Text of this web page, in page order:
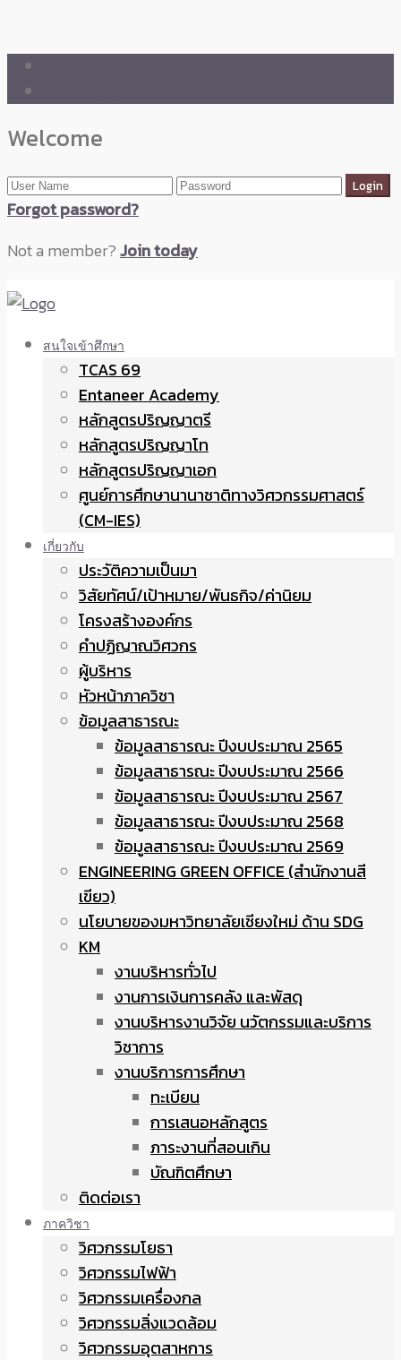
Welcome
Forgot password?
Not a member?Join today
สนใจเข้าศึกษา
TCAS 69
Entaneer Academy
หลักสูตรปริญญาตรี
หลักสูตรปริญญาโท
หลักสูตรปริญญาเอก
ศูนย์การศึกษานานาชาติทางวิศวกรรมศาสตร์
(CM-IES)
เกี่ยวกับ
ประวัติความเป็นมา
วิสัยทัศน์/เป้าหมาย/พันธกิจ/ค่านิยม
โครงสร้างองค์กร
คำปฏิญาณวิศวกร
ผู้บริหาร
หัวหน้าภาควิชา
ข้อมูลสาธารณะ
ข้อมูลสาธารณะ ปีงบประมาณ 2565
ข้อมูลสาธารณะ ปีงบประมาณ 2566
ข้อมูลสาธารณะ ปีงบประมาณ 2567
ข้อมูลสาธารณะ ปีงบประมาณ 2568
ข้อมูลสาธารณะ ปีงบประมาณ 2569
ENGINEERING GREEN OFFICE (สำนักงานสี
เขียว)
นโยบายของมหาวิทยาลัยเชียงใหม่ ด้าน SDG
KM
งานบริหารทั่วไป
งานการเงินการคลัง และพัสดุ
งานบริหารงานวิจัย นวัตกรรมและบริการ
วิชาการ
งานบริการการศึกษา
ทะเบียน
การเสนอหลักสูตร
ภาระงานที่สอนเกิน
บัณฑิตศึกษา
ติดต่อเรา
ภาควิชา
วิศวกรรมโยธา
วิศวกรรมไฟฟ้า
วิศวกรรมเครื่องกล
วิศวกรรมสิ่งแวดล้อม
วิศวกรรมอุตสาหการ